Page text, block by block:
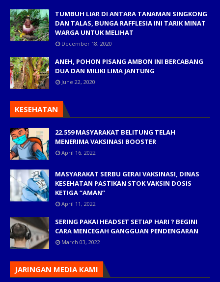
TUMBUH LIAR DI ANTARA TANAMAN SINGKONG
DAN TALAS, BUNGA RAFFLESIA INI TARIK MINAT
WARGA UNTUK MELIHAT
December 18, 2020
ANEH, POHON PISANG AMBON INI BERCABANG
DUA DAN MILIKI LIMA JANTUNG
June 22, 2020
KESEHATAN
22.559 MASYARAKAT BELITUNG TELAH
MENERIMA VAKSINASI BOOSTER
April 16, 2022
MASYARAKAT SERBU GERAI VAKSINASI, DINAS
KESEHATAN PASTIKAN STOK VAKSIN DOSIS
KETIGA “AMAN”
April 11, 2022
SERING PAKAI HEADSET SETIAP HARI ? BEGINI
CARA MENCEGAH GANGGUAN PENDENGARAN
March 03, 2022
JARINGAN MEDIA KAMI